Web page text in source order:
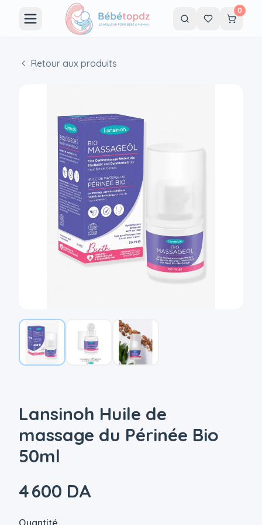
0
Retour aux produits
Lansinoh Huile de
massage du Périnée Bio
50ml
4 600 DA
Quantité